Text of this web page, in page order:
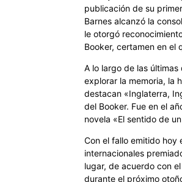
publicación de su
Barnes alcanzó la
le otorgó
Booker, certamen en el
A lo largo de las
explorar la memoria, la
destacan «Inglaterra,
del Booker. Fue en el
novela «El sentido de
Con el fallo emitido hoy
internacionales
lugar, de acuerdo con
durante el próximo